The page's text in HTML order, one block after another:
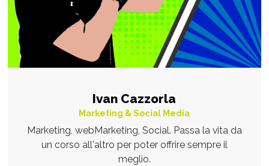
Ivan Cazzorla
Marketing & Social Media
Marketing, webMarketing, Social. Passa la vita da
un corso all'altro per poter offrire sempre il
meglio.